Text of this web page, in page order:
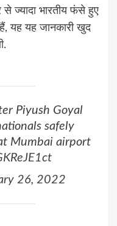
ज्यादा भारतीय फंसे हुए
यह यह जानकारी खुद
Piyush Goyal
safely
Mumbai airport
26, 2022